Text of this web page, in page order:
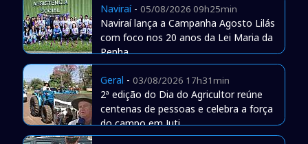
Naviraí- 05/08/2026 09h25min
Naviraí lança a Campanha Agosto Lilás
com foco nos 20 anos da Lei Maria da
Penha
Geral - 03/08/2026 17h31min
2ª edição do Dia do Agricultor reúne
centenas de pessoas e celebra a força
do campo em Juti